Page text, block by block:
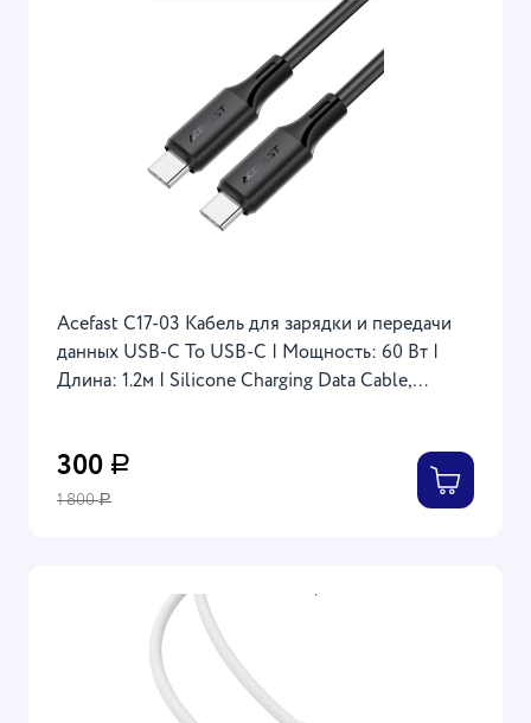
Acefast C17-03 Кабель для зарядки и передачи
данных USB-C To USB-C | Мощность: 60 Вт |
Длина: 1.2м | Silicone Charging Data Cable,
300 Р
1 800Р